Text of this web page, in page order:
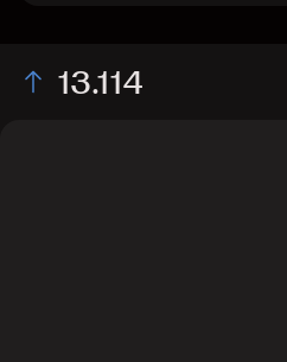
13.114